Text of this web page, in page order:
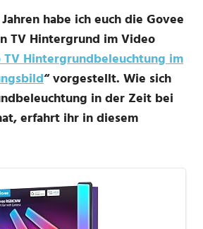
habe ich euch die Govee
TV Hintergrund im Video
TV Hintergrundbeleuchtung im
“ vorgestellt. Wie sich
in der Zeit bei
erfahrt ihr in diesem